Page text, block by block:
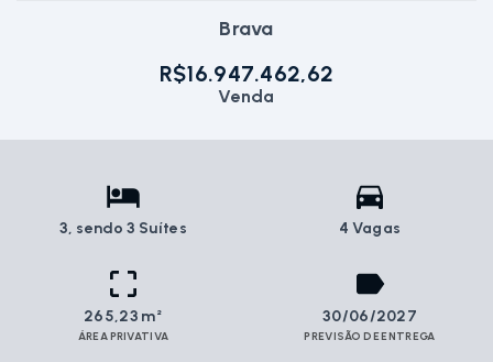
Brava
R$16.947.462,62
Venda
3, sendo 3 Suítes 4 Vagas
265,23 m²
ÁREA PRIVATIVA
30/06/2027
PREVISÃO DE ENTREGA